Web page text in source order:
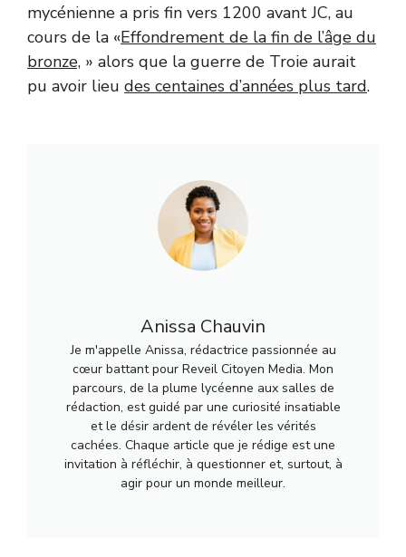
mycénienne a pris fin vers 1200 avant JC, au
cours de la «Effondrement de la fin de l’âge du
bronze, » alors que la guerre de Troie aurait
pu avoir lieu des centaines d’années plus tard.
Anissa Chauvin
Je m'appelle Anissa, rédactrice passionnée au
cœur battant pour Reveil Citoyen Media. Mon
parcours, de la plume lycéenne aux salles de
rédaction, est guidé par une curiosité insatiable
et le désir ardent de révéler les vérités
cachées. Chaque article que je rédige est une
invitation à réfléchir, à questionner et, surtout, à
agir pour un monde meilleur.